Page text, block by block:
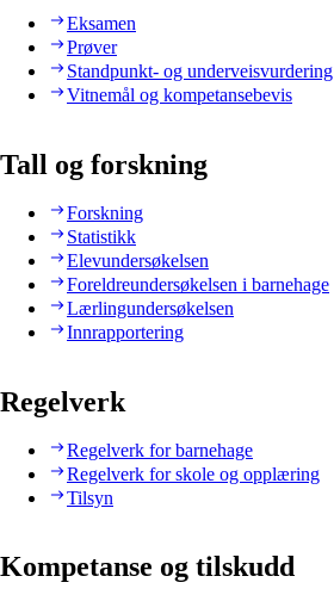
Eksamen
Prøver
Standpunkt- og underveisvurdering
Vitnemål og kompetansebevis
Tall og forskning
Forskning
Statistikk
Elevundersøkelsen
Foreldreundersøkelsen i barnehage
Lærlingundersøkelsen
Innrapportering
Regelverk
Regelverk for barnehage
Regelverk for skole og opplæring
Tilsyn
Kompetanse og tilskudd